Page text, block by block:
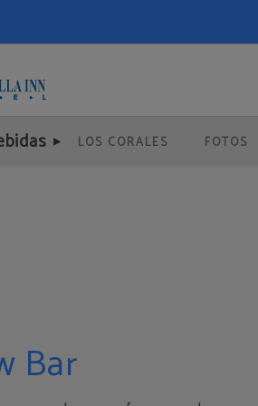
Ciudad de Panamá. Web Oficial.
LOS CORALES FOTOS
Bar